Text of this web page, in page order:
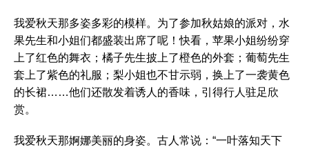
我爱秋天那多姿多彩的模样。为了参加秋姑娘的派对，水
果先生和小姐们都盛装出席了呢！快看，苹果小姐纷纷穿
上了红色的舞衣；橘子先生披上了橙色的外套；葡萄先生
套上了紫色的礼服；梨小姐也不甘示弱，换上了一袭黄色
的长裙……他们还散发着诱人的香味，引得行人驻足欣
赏。
我爱秋天那婀娜美丽的身姿。古人常说：“一叶落知天下